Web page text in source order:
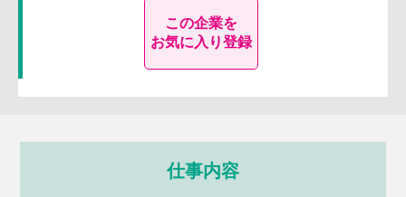
この企業を
お気に入り登録
仕事内容